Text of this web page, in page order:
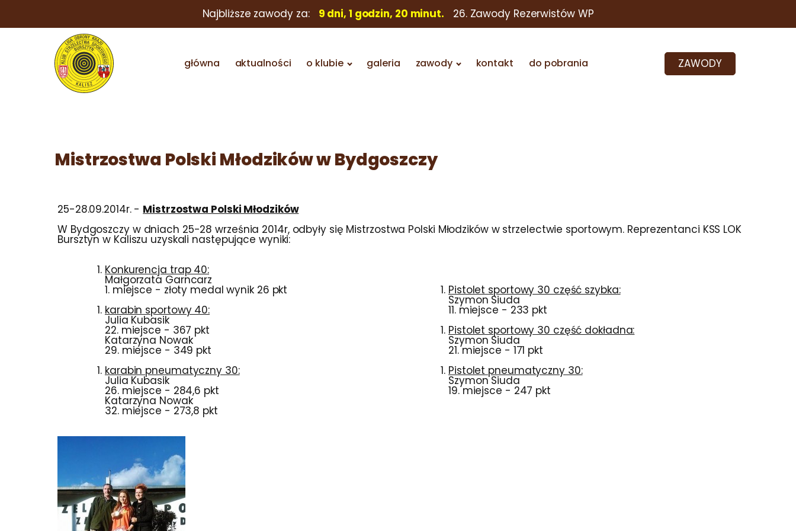
Najbliższe zawody za: 9 dni, 1 godzin, 20 minut. 26. Zawody Rezerwistów WP
główna aktualności o klubie galeria zawody kontakt do pobrania ZAWODY
Mistrzostwa Polski Młodzików w Bydgoszczy
25-28.09.2014r. - Mistrzostwa Polski Młodzików
W Bydgoszczy w dniach 25-28 września 2014r, odbyły się Mistrzostwa Polski Młodzików w strzelectwie sportowym. Reprezentanci KSS LOK
Bursztyn w Kaliszu uzyskali następujące wyniki:
Konkurencja trap 40:
Małgorzata Garncarz
1. miejsce - złoty medal wynik 26 pkt
karabin sportowy 40:
Julia Kubasik
22. miejsce - 367 pkt
Katarzyna Nowak
29. miejsce - 349 pkt
karabin pneumatyczny 30:
Julia Kubasik
26. miejsce - 284,6 pkt
Katarzyna Nowak
32. miejsce - 273,8 pkt
Pistolet sportowy 30 część szybka:
Szymon Siuda
11. miejsce - 233 pkt
Pistolet sportowy 30 część dokładna:
Szymon Siuda
21. miejsce - 171 pkt
Pistolet pneumatyczny 30:
Szymon Siuda
19. miejsce - 247 pkt